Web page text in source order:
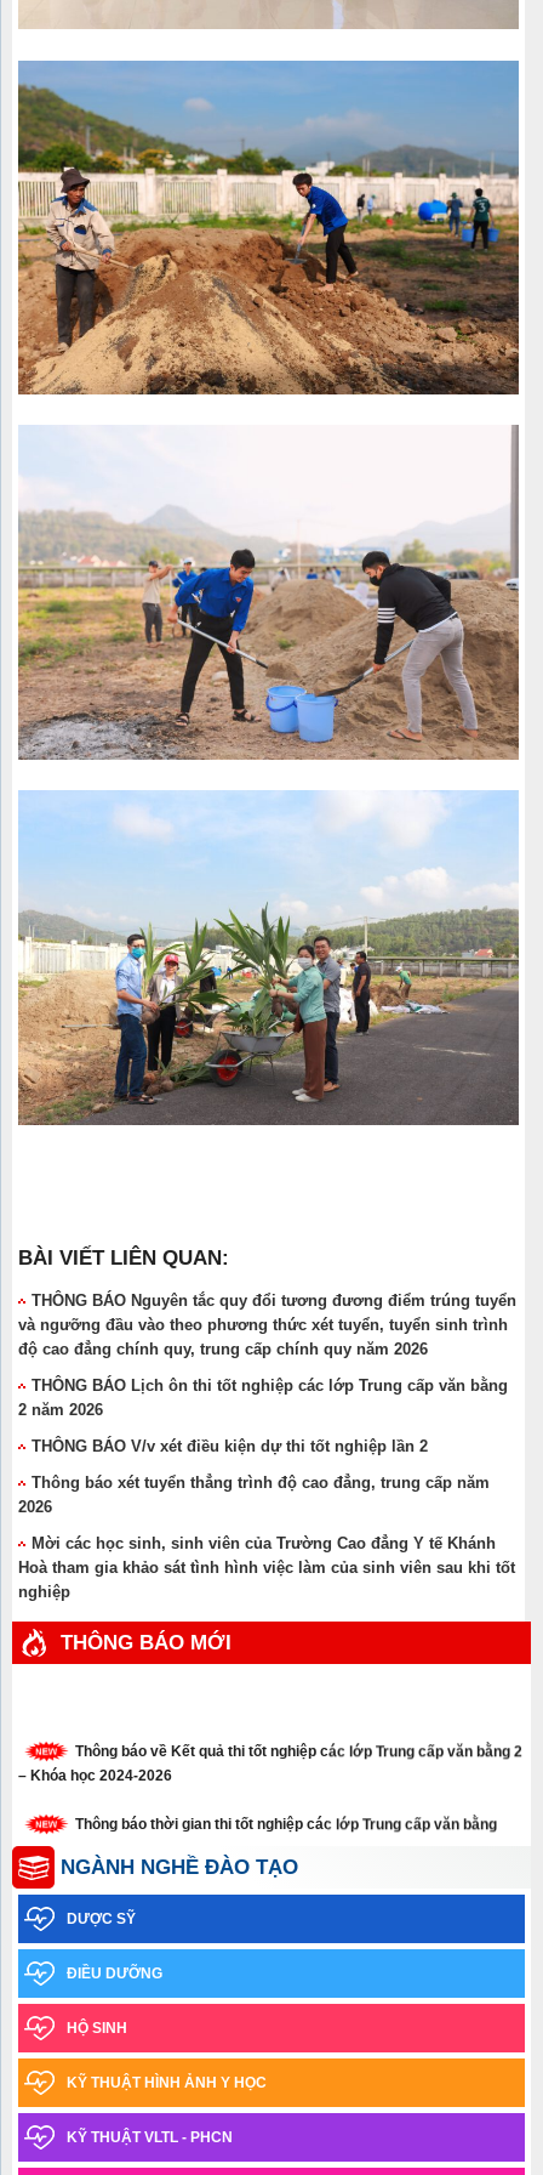
BÀI VIẾT LIÊN QUAN:
THÔNG BÁO Nguyên tắc quy đổi tương đương điểm trúng tuyển
và ngưỡng đầu vào theo phương thức xét tuyển, tuyển sinh trình
độ cao đẳng chính quy, trung cấp chính quy năm 2026
THÔNG BÁO Lịch ôn thi tốt nghiệp các lớp Trung cấp văn bằng
2 năm 2026
THÔNG BÁO V/v xét điều kiện dự thi tốt nghiệp lần 2
Thông báo xét tuyển thẳng trình độ cao đẳng, trung cấp năm
2026
Mời các học sinh, sinh viên của Trường Cao đẳng Y tế Khánh
Hoà tham gia khảo sát tình hình việc làm của sinh viên sau khi tốt
nghiệp
THÔNG BÁO MỚI
– Khóa học 2024-2026
năm 2026
Thông báo xét tuyển thẳng trình độ cao đẳng, trung cấp năm 2026
Thông báo về việc học sinh sinh viên chưa tham gia Bảo hiểm y
tế năm học 2025-2026
Thông báo Kết quả xét tốt nghiệp và xếp loại tốt nghiệp – Đợt
tháng 03.2026
Thông báo về việc nhận giấy chứng nhận tốt nghiệp tạm thời và
bảng điểm toàn khóa_TCVB2 Khóa học 2023-2025
Thông báo thời gian tiếp nhận thí sinh trúng tuyển đợt 1 năm
NGÀNH NGHỀ ĐÀO TẠO
DƯỢC SỸ
ĐIỀU DƯỠNG
HỘ SINH
KỸ THUẬT HÌNH ẢNH Y HỌC
KỸ THUẬT VLTL - PHCN